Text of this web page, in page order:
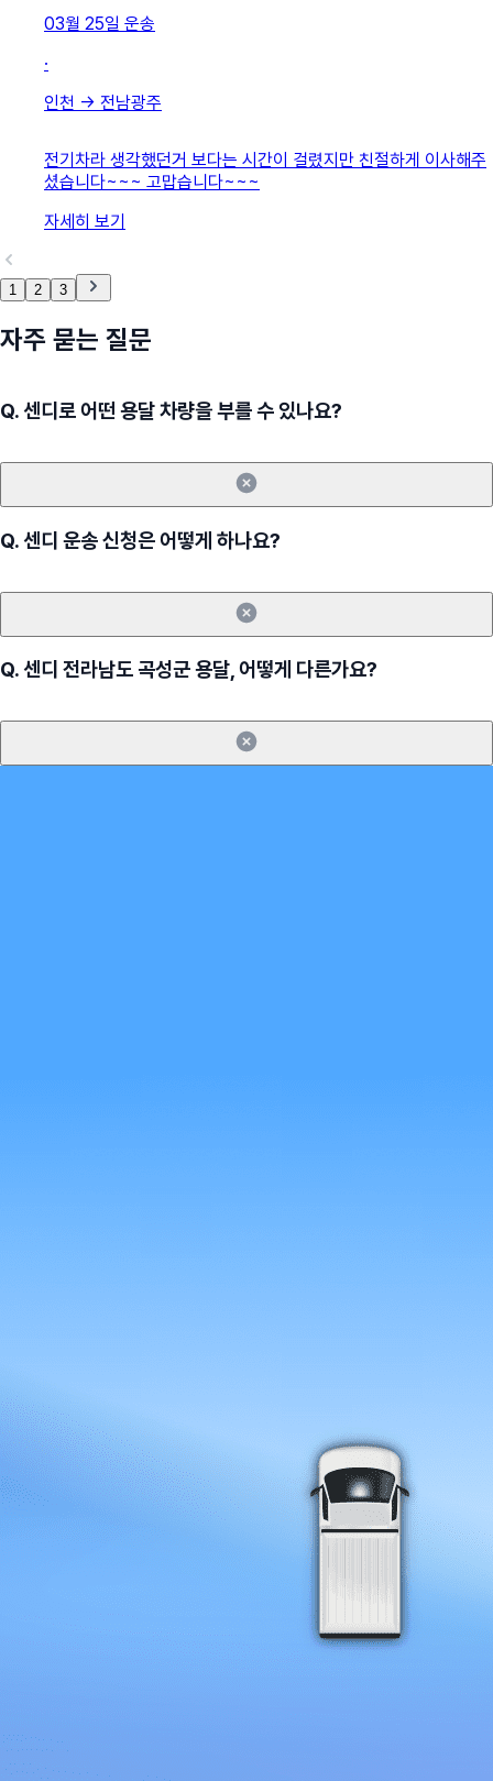
03월 25일 운송
·
인천 → 전남광주
전기차라 생각했던거 보다는 시간이 걸렸지만 친절하게 이사해주
셨습니다~~~ 고맙습니다~~~
자세히 보기
1 2 3
자주 묻는 질문
Q.센디로 어떤 용달 차량을 부를 수 있나요?
Q.센디 운송 신청은 어떻게 하나요?
Q.센디 전라남도 곡성군 용달, 어떻게 다른가요?